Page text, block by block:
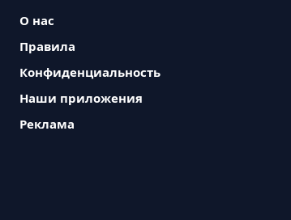
О нас
Правила
Конфиденциальность
Наши приложения
Реклама